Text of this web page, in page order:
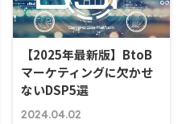
【2025年最新版】BtoB
マーケティングに欠かせ
ないDSP5選
2024.04.02